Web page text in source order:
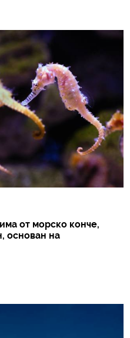
от морско конче,
основан на